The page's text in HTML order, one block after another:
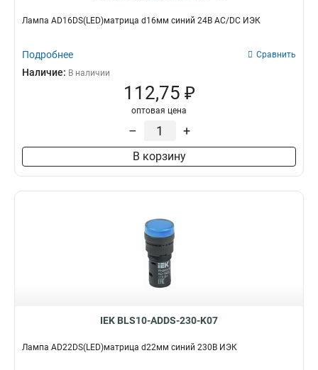
Лампа AD16DS(LED)матрица d16мм синий 24В AC/DC ИЭК
Подробнее Сравнить
Наличие: В наличии
112,75 ₽
оптовая цена
– +
В корзину
IEK BLS10-ADDS-230-K07
Лампа AD22DS(LED)матрица d22мм синий 230В ИЭК